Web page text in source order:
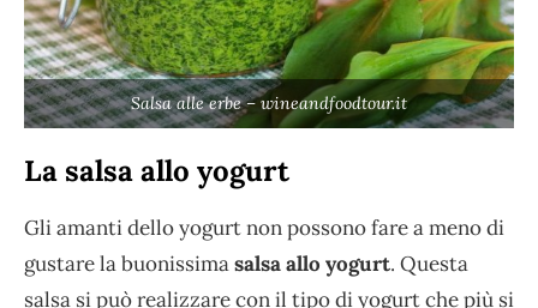
Salsa alle erbe – wineandfoodtour.it
La salsa allo yogurt
Gli amanti dello yogurt non possono fare a meno di
gustare la buonissimasalsa allo yogurt. Questa
salsa si può realizzare con il tipo di yogurt che più si